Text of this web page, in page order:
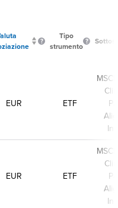
Tipo
strumento
EUR ETF
EUR ETF